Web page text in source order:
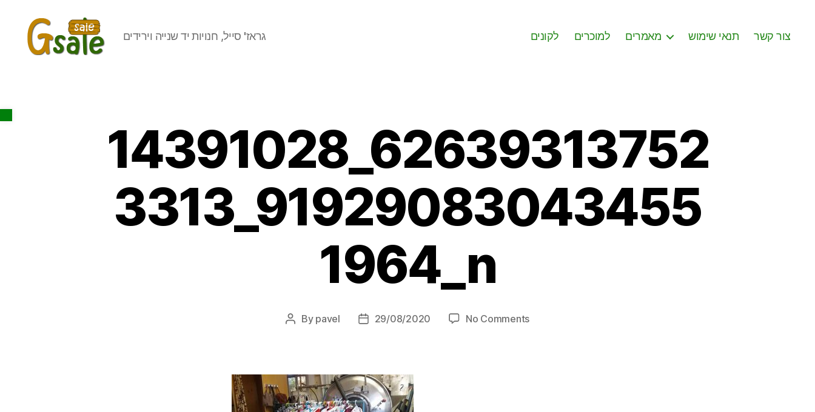
Open toolbar
גראז' סייל, חנויות יד שנייה וירידים לקונים למוכרים מאמרים תנאי שימוש צור קשר
14391028_62639313752
3313_91929083043455
1964_n
Post
By pavel
Post29/08/2020 No Commentson